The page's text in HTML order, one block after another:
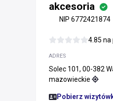
akcesoria
NIP 6772421874
4.85
ADRES
Solec 101, 00-382
mazowieckie
Pobierz